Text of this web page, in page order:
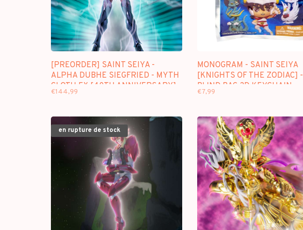
[PREORDER] SAINT SEIYA -
ALPHA DUBHE SIEGFRIED - MYTH
CLOTH EX [40TH ANNIVERSARY]
€144,99
MONOGRAM - SAINT SEIYA
[KNIGHTS OF THE ZODIAC] -
BLIND BAG 3D KEYCHAIN
€7,99
en rupture de stock